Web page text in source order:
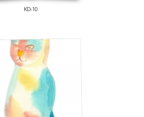
KD-10
530